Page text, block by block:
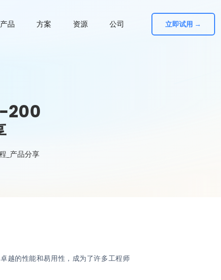
产品 方案 资源 公司 立即试用 →
200
_产品分享
越的性能和易用性，成为了许多工程师